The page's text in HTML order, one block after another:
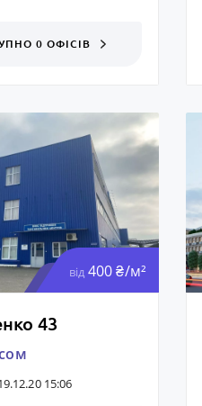
0 ОФІСІВ
від 400 ₴/м²
43
15:06